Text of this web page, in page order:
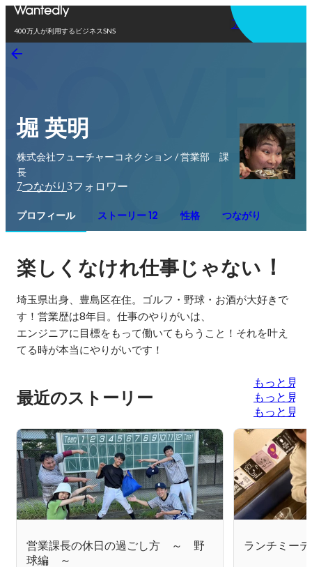
400万人が利用するビジネスSNS
アプリを使う
堀 英明
株式会社フューチャーコネクション / 営業部 課
長
7つながり 3フォロワー
プロフィール ストーリー 12 性格 つながり
楽しくなけれ仕事じゃない ！
埼玉県出身、豊島区在住。ゴルフ・野球・お酒が大好きで
す！営業歴は8年目。仕事のやりがいは、
エンジニアに目標をもって働いてもらうこと！それを叶え
最近のストーリー
もっと見る
もっと見る
もっと見る
営業課長の休日の過ごし方 ～ 野
球編 ～
ランチミー